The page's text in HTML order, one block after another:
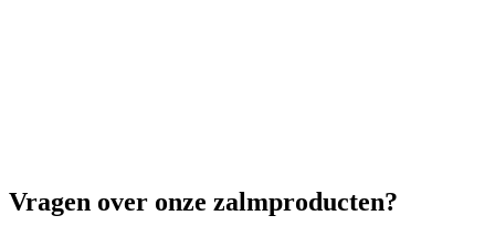
Vragen over onze zalmproducten?